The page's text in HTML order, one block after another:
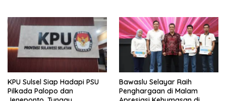
KPU Sulsel Siap Hadapi PSU
Pilkada Palopo dan
Bawaslu Selayar Raih
Penghargaan di Malam